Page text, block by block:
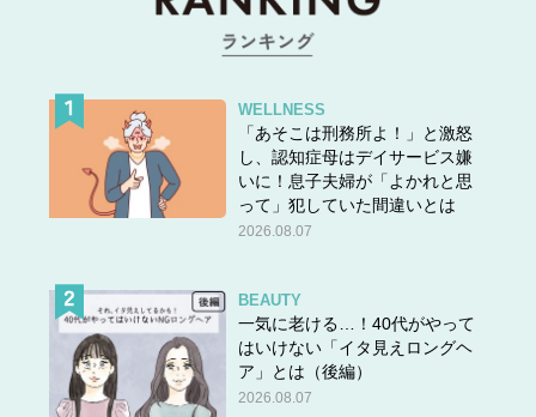
WELLNESS
「あそこは刑務所よ！」と激怒
し、認知症母はデイサービス嫌
いに！息子夫婦が「よかれと思
って」犯していた間違いとは
2026.08.07
BEAUTY
一気に老ける…！40代がやって
はいけない「イタ見えロングヘ
ア」とは（後編）
2026.08.07